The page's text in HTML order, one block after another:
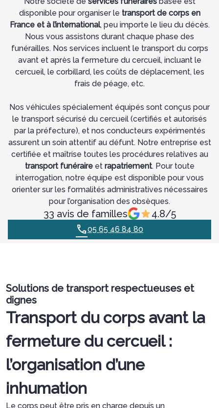
disponible pour organiser le transport de corps en
France et à l’international, peu importe le lieu du décès.
Nous vous assistons durant chaque phase des
funérailles. Nos services incluent le transport du corps
avant et après la fermeture du cercueil, incluant le
cercueil, le corbillard, les coûts de déplacement, les
frais de péage, etc.
Nos véhicules spécialement équipés sont conçus pour
le transport sécurisé du cercueil (certifiés et autorisés
par la préfecture), et nos conducteurs expérimentés
assurent un soin attentif au défunt. Notre entreprise est
certifiée et maîtrise toutes les procédures relatives au
transport funéraireet rapatriement. Pour toute
interrogation, notre équipe est disponible pour vous
orienter sur les formalités administratives nécessaires
pour l’organisation des obsèques.
33 avis de familles 4.8/5
05 65 46 84 80
Solutions de transport respectueuses et
dignes
Transport du corps avant la
fermeture du cercueil :
l’organisation d’une
inhumation
Le corps peut être pris en charge depuis un